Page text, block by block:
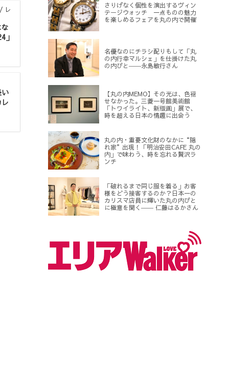
レ
」
さりげなく個性を演出するヴィン
テージウォッチ 一点ものの魅力
を楽しめるフェアを丸の内で開催
名優なのにチラシ配りもして「丸
の内行幸マルシェ」を仕掛けた丸
の内びと――永島敏行さん
【丸の内MEMO】その光は、色褪
せなかった。三菱一号館美術館
「トワイライト、新版画」展で、
時を超える日本の情趣に出会う
丸の内・重要文化財のなかに“隠
れ家”出現！「明治安田CAFE 丸の
内」で味わう、時を忘れる贅沢ラ
ンチ
「破れるまで同じ服を着る」お客
様をどう接客するのか？日本一の
カリスマ店員に輝いた丸の内びと
に極意を聞く―― 仁藤はるかさん